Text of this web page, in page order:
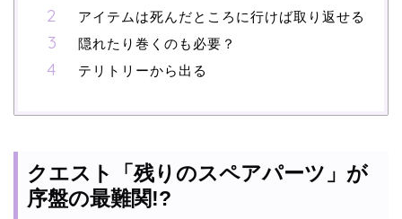
アイテムは死んだところに行けば取り返せる
隠れたり巻くのも必要？
テリトリーから出る
クエスト「残りのスペアパーツ」が
序盤の最難関!?